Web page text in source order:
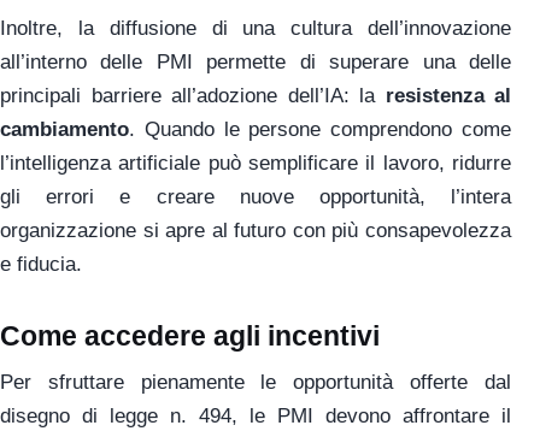
Inoltre, la diffusione di una cultura dell’innovazione
all’interno delle PMI permette di superare una delle
principali barriere all’adozione dell’IA: la resistenza al
cambiamento. Quando le persone comprendono come
l’intelligenza artificiale può semplificare il lavoro, ridurre
gli errori e creare nuove opportunità, l’intera
organizzazione si apre al futuro con più consapevolezza
e fiducia.
Come accedere agli incentivi
Per sfruttare pienamente le opportunità offerte dal
disegno di legge n. 494, le PMI devono affrontare il